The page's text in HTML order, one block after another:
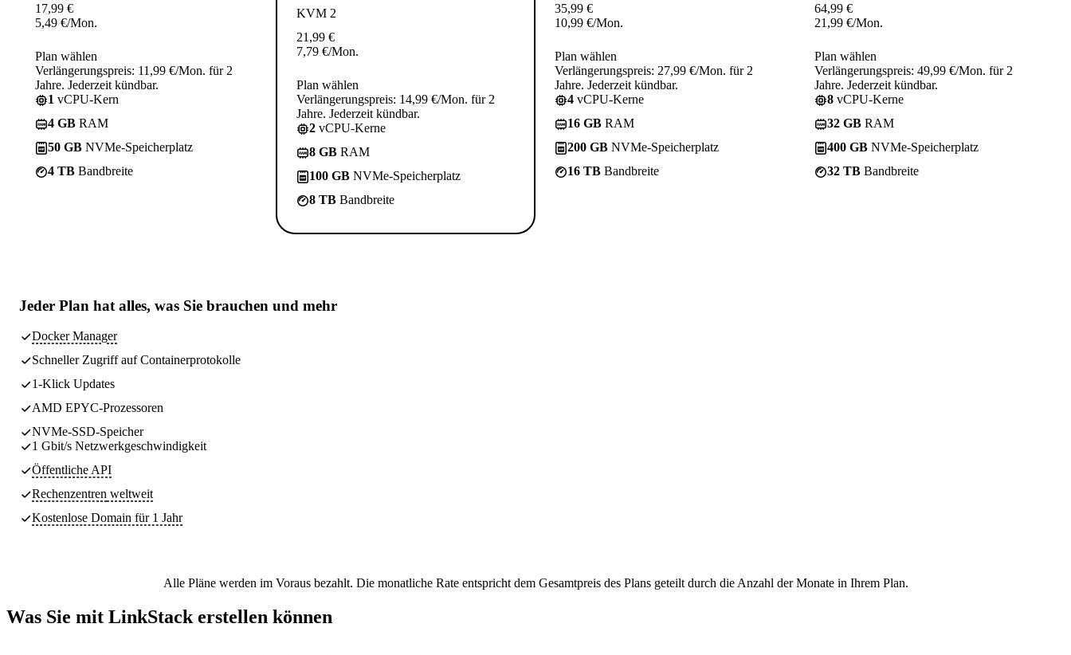
17,99 €
5,49 €/Mon.
Plan wählen
Verlängerungspreis: 11,99 €/Mon. für 2
Jahre. Jederzeit kündbar.
1 vCPU-Kern
4 GB RAM
50 GB NVMe-Speicherplatz
4 TB Bandbreite
KVM 2
21,99 €
7,79 €/Mon.
Plan wählen
Verlängerungspreis: 14,99 €/Mon. für 2
Jahre. Jederzeit kündbar.
2 vCPU-Kerne
8 GB RAM
100 GB NVMe-Speicherplatz
8 TB Bandbreite
35,99 €
10,99 €/Mon.
Plan wählen
Verlängerungspreis: 27,99 €/Mon. für 2
Jahre. Jederzeit kündbar.
4 vCPU-Kerne
16 GB RAM
200 GB NVMe-Speicherplatz
16 TB Bandbreite
64,99 €
21,99 €/Mon.
Plan wählen
Verlängerungspreis: 49,99 €/Mon. für 2
Jahre. Jederzeit kündbar.
8 vCPU-Kerne
32 GB RAM
400 GB NVMe-Speicherplatz
32 TB Bandbreite
Jeder Plan hat alles, was Sie brauchen und mehr
Docker Manager
Schneller Zugriff auf Containerprotokolle
1-Klick Updates
AMD EPYC-Prozessoren
NVMe-SSD-Speicher
1 Gbit/s Netzwerkgeschwindigkeit
Öffentliche API
Rechenzentren weltweit
Kostenlose Domain für 1 Jahr
Alle Pläne werden im Voraus bezahlt. Die monatliche Rate entspricht dem Gesamtpreis des Plans geteilt durch die Anzahl der Monate in Ihrem Plan.
Was Sie mit LinkStack erstellen können